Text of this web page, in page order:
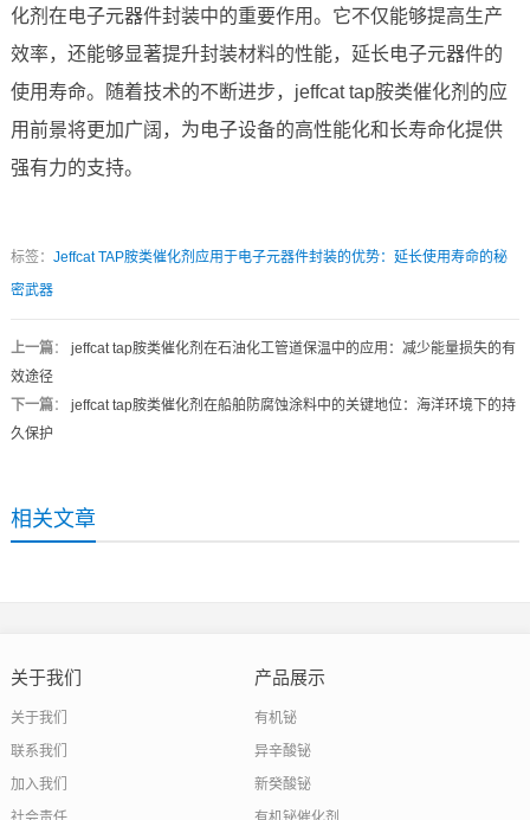
化剂在电子元器件封装中的重要作用。它不仅能够提高生产
效率，还能够显著提升封装材料的性能，延长电子元器件的
使用寿命。随着技术的不断进步，jeffcat tap胺类催化剂的应
用前景将更加广阔，为电子设备的高性能化和长寿命化提供
强有力的支持。
标签： Jeffcat TAP胺类催化剂应用于电子元器件封装的优势：延长使用寿命的秘
密武器
上一篇： jeffcat tap胺类催化剂在石油化工管道保温中的应用：减少能量损失的有
效途径
下一篇： jeffcat tap胺类催化剂在船舶防腐蚀涂料中的关键地位：海洋环境下的持
久保护
相关文章
关于我们
关于我们
联系我们
加入我们
产品展示
有机铋
异辛酸铋
新癸酸铋